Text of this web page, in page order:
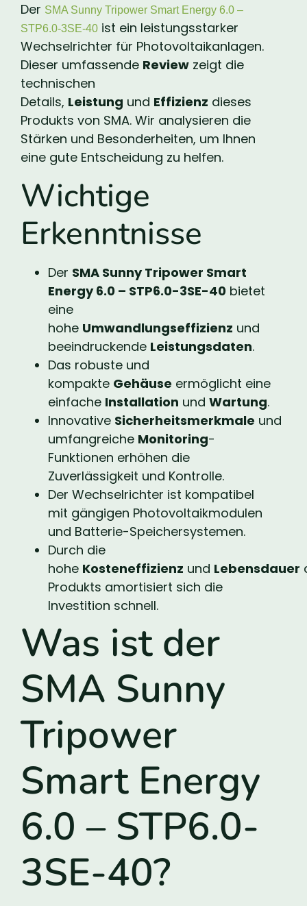
Der SMA Sunny Tripower Smart Energy 6.0 –
STP6.0-3SE-40 ist ein leistungsstarker
Wechselrichter für Photovoltaikanlagen.
Dieser umfassende Review zeigt die
technischen
Details, Leistung und Effizienz dieses
Produkts von SMA. Wir analysieren die
Stärken und Besonderheiten, um Ihnen
eine gute Entscheidung zu helfen.
Wichtige
Erkenntnisse
Der SMA Sunny Tripower Smart
Energy 6.0 – STP6.0-3SE-40 bietet
eine
hohe Umwandlungseffizienz und
beeindruckende Leistungsdaten.
Das robuste und
kompakte Gehäuse ermöglicht eine
einfache Installation und Wartung.
Innovative Sicherheitsmerkmale und
umfangreiche Monitoring-
Funktionen erhöhen die
Zuverlässigkeit und Kontrolle.
Der Wechselrichter ist kompatibel
mit gängigen Photovoltaikmodulen
und Batterie-Speichersystemen.
Durch die
hohe Kosteneffizienz und Lebensdauer
Produkts amortisiert sich die
Investition schnell.
Was ist der
SMA Sunny
Tripower
Smart Energy
6.0 – STP6.0-
3SE-40?